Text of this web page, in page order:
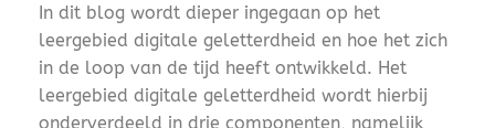
In dit blog wordt dieper ingegaan op het
leergebied digitale geletterdheid en hoe het zich
in de loop van de tijd heeft ontwikkeld. Het
leergebied digitale geletterdheid wordt hierbij
onderverdeeld in drie componenten, namelijk